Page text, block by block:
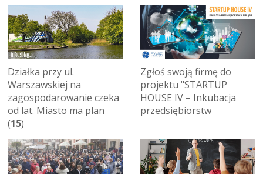
Działka przy ul.
Warszawskiej na
zagospodarowanie czeka
od lat. Miasto ma plan
(15)
Zgłoś swoją firmę do
projektu "STARTUP
HOUSE IV – Inkubacja
przedsiębiorstw